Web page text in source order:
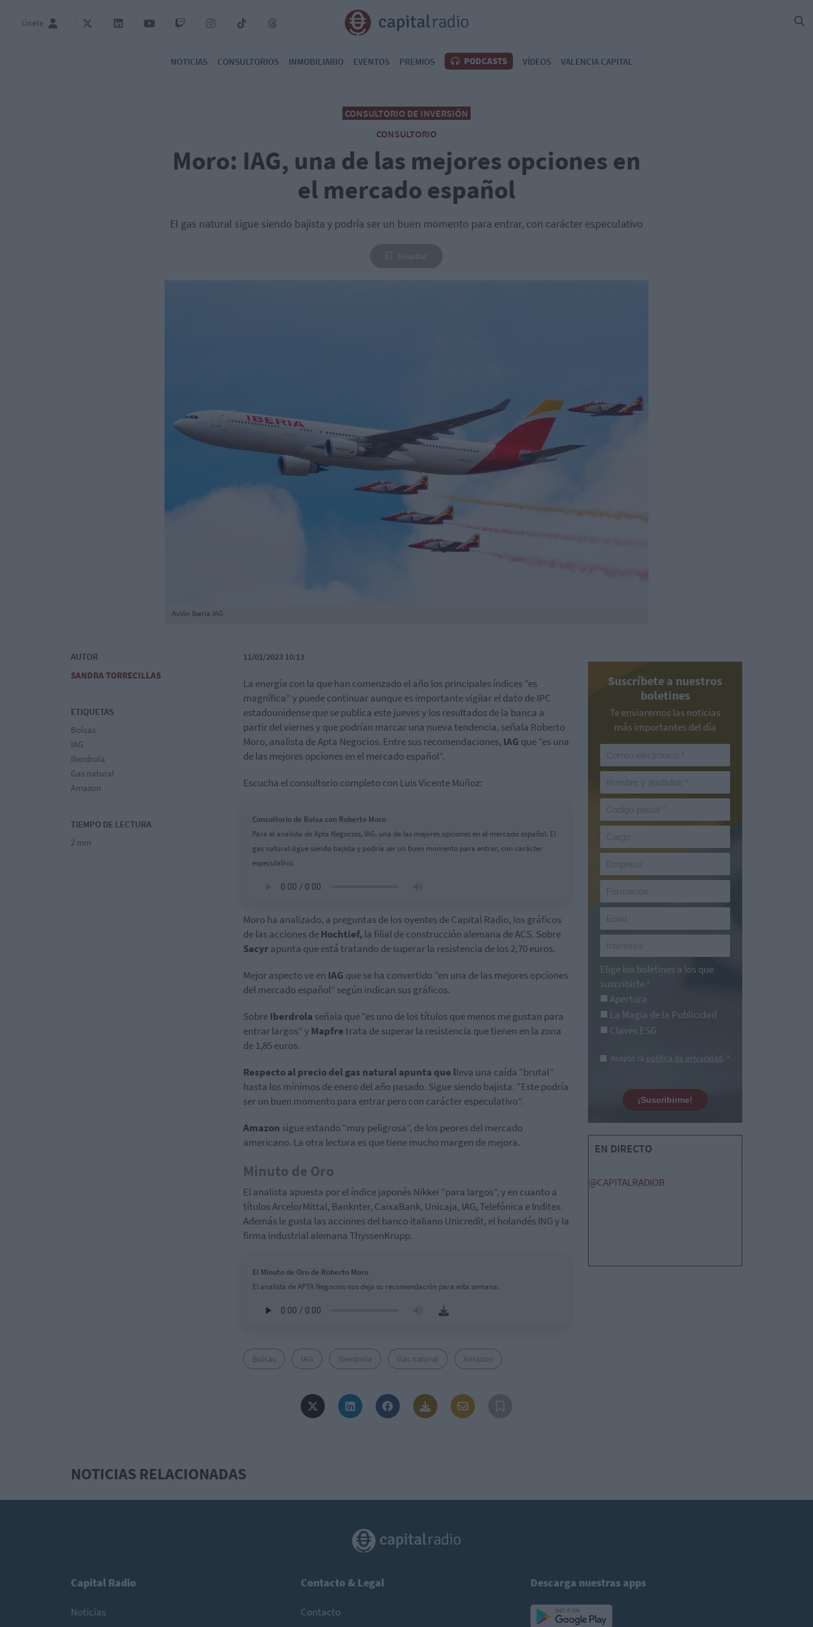
Únete
NOTICIAS CONSULTORIOS INMOBILIARIO EVENTOS PREMIOS PODCASTS VÍDEOS VALENCIA CAPITAL
CONSULTORIO DE INVERSIÓN
CONSULTORIO
Moro: IAG, una de las mejores opciones en
el mercado español
El gas natural sigue siendo bajista y podría ser un buen momento para entrar, con carácter especulativo
Avión Iberia IAG
AUTOR
SANDRA TORRECILLAS
ETIQUETAS
Bolsas
IAG
Iberdrola
Gas natural
Amazon
TIEMPO DE LECTURA
2 min
11/01/2023 10:13
La energía con la que han comenzado el año los principales índices “es
magnífica” y puede continuar aunque es importante vigilar el dato de IPC
estadounidense que se publica este jueves y los resultados de la banca a
partir del viernes y que podrían marcar una nueva tendencia, señala Roberto
Moro, analista de Apta Negocios. Entre sus recomendaciones, IAG que “es una
de las mejores opciones en el mercado español”.
Escucha el consultorio completo con Luis Vicente Muñoz:
Consultorio de Bolsa con Roberto Moro
Para el analista de Apta Negocios, IAG, una de las mejores opciones en el mercado español. El
gas natural sigue siendo bajista y podría ser un buen momento para entrar, con carácter
especulativo.
Moro ha analizado, a preguntas de los oyentes de Capital Radio, los gráficos
de las acciones deHochtief, la filial de construcción alemana de ACS. Sobre
Sacyrapunta que está tratando de superar la resistencia de los 2,70 euros.
Mejor aspecto ve en IAG que se ha convertido “en una de las mejores opciones
del mercado español” según indican sus gráficos.
SobreIberdrola señala que“es uno de los títulos que menos me gustan para
entrar largos“ yMapfretrata de superar la resistencia que tienen en la zona
de 1,85 euros.
Respecto al precio del gas natural apunta que lleva una caída “brutal”
hasta los mínimos de enero del año pasado. Sigue siendo bajista. “Este podría
ser un buen momento para entrar pero con carácter especulativo”.
Amazon sigue estando “muy peligrosa”, de los peores del mercado
americano. La otra lectura es que tiene mucho margen de mejora.
Minuto de Oro
El analista apuesta por el índice japonés Nikkei “para largos”, y en cuanto a
títulos ArcelorMittal, Banknter, CaixaBank, Unicaja, IAG, Telefónica e Inditex.
Además le gusta las acciones del banco italiano Unicredit, el holandés ING y la
firma industrial alemana ThyssenKrupp.
El Minuto de Oro de Roberto Moro
El analista de APTA Negocios nos deja su recomendación para esta semana.
Bolsas IAG Iberdrola Gas natural Amazon
Suscríbete a nuestros
boletines
Te enviaremos las noticias
más importantes del día
Elige los boletines a los que
suscribirte *
Apertura
La Magia de la Publicidad
Claves ESG
Acepto la política de privacidad. *
¡Suscribirme!
EN DIRECTO
@CAPITALRADIOB
NOTICIAS RELACIONADAS
Capital Radio
Noticias
Contacto & Legal
Contacto
Descarga nuestras apps